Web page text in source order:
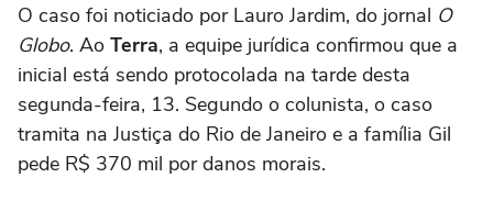
O caso foi noticiado por Lauro Jardim, do jornal O
Globo. Ao Terra, a equipe jurídica confirmou que a
inicial está sendo protocolada na tarde desta
segunda-feira, 13. Segundo o colunista, o caso
tramita na Justiça do Rio de Janeiro e a família Gil
pede R$ 370 mil por danos morais.